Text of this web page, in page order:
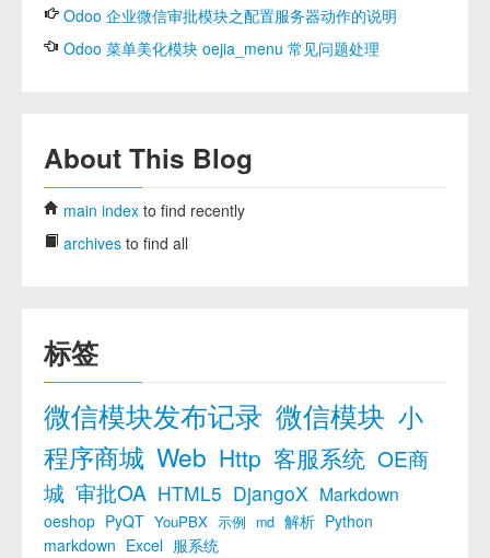
Odoo 企业微信审批模块之配置服务器动作的说明
Odoo 菜单美化模块 oejia_menu 常见问题处理
About This Blog
main index to find recently
archives to find all
标签
微信模块发布记录 微信模块 小
程序商城 Web Http 客服系统 OE商
城 审批OA HTML5 DjangoX Markdown
oeshop PyQT YouPBX 示例 md 解析 Python
markdown Excel 服系统